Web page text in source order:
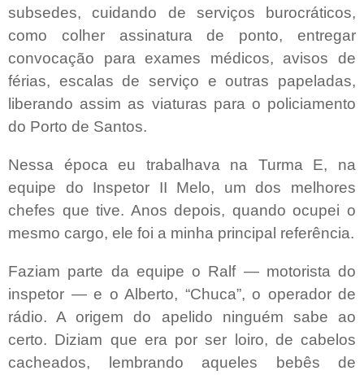
subsedes, cuidando de serviços burocráticos,
como colher assinatura de ponto, entregar
convocação para exames médicos, avisos de
férias, escalas de serviço e outras papeladas,
liberando assim as viaturas para o policiamento
do Porto de Santos.
Nessa época eu trabalhava na Turma E, na
equipe do Inspetor II Melo, um dos melhores
chefes que tive. Anos depois, quando ocupei o
mesmo cargo, ele foi a minha principal referência.
Faziam parte da equipe o Ralf — motorista do
inspetor — e o Alberto, “Chuca”, o operador de
rádio. A origem do apelido ninguém sabe ao
certo. Diziam que era por ser loiro, de cabelos
cacheados, lembrando aqueles bebês de